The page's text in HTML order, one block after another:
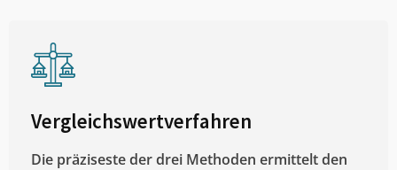
Vergleichswertverfahren
Die präziseste der drei Methoden ermittelt den